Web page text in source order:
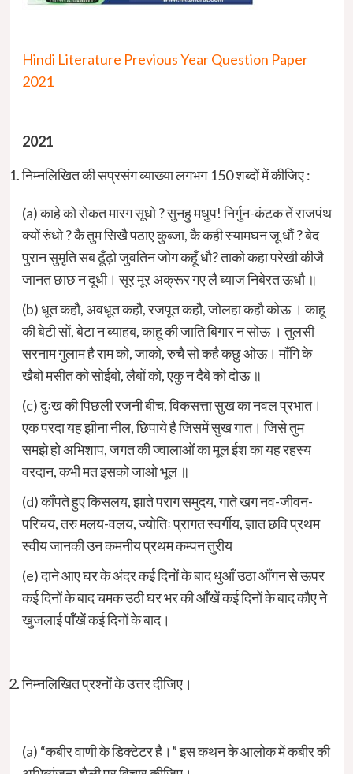
Hindi Literature Previous Year Question Paper
2021
2021
निम्नलिखित की सप्रसंग व्याख्या लगभग 150 शब्दों में कीजिए :
(a) काहे को रोकत मारग सूधो ? सुनहु मधुप! निर्गुन-कंटक तें राजपंथ
क्यों रुंधो ? कै तुम सिखै पठाए कुब्जा, कै कही स्यामघन जू धौं ? बेद
पुरान सुमृति सब ढूँढ़ो जुवतिन जोग कहूँ धौ? ताको कहा परेखी कीजै
जानत छाछ न दूधी। सूर मूर अक्रूर गए लै ब्याज निबेरत ऊधौ ॥
(b) धूत कहौ, अवधूत कहौ, रजपूत कहौ, जोलहा कहौ कोऊ । काहू
की बेटी सों, बेटा न ब्याहब, काहू की जाति बिगार न सोऊ । तुलसी
सरनाम गुलाम है राम को, जाको, रुचै सो कहै कछु ओऊ। माँगि के
खैबो मसीत को सोईबो, लैबों को, एकु न दैबे को दोऊ ॥
(c) दुःख की पिछली रजनी बीच, विकसत्ता सुख का नवल प्रभात।
एक परदा यह झीना नील, छिपाये है जिसमें सुख गात। जिसे तुम
समझे हो अभिशाप, जगत की ज्वालाओं का मूल ईश का यह रहस्य
वरदान, कभी मत इसको जाओ भूल ॥
(d) काँपते हुए किसलय, झाते पराग समुदय, गाते खग नव-जीवन-
परिचय, तरु मलय-वलय, ज्योतिः प्रागत स्वर्गीय, ज्ञात छवि प्रथम
स्वीय जानकी उन कमनीय प्रथम कम्पन तुरीय
(e) दाने आए घर के अंदर कई दिनों के बाद धुआँ उठा आँगन से ऊपर
कई दिनों के बाद चमक उठी घर भर की आँखें कई दिनों के बाद कौए ने
खुजलाई पाँखें कई दिनों के बाद।
निम्नलिखित प्रश्नों के उत्तर दीजिए।
(a) “कबीर वाणी के डिक्टेटर है।” इस कथन के आलोक में कबीर की